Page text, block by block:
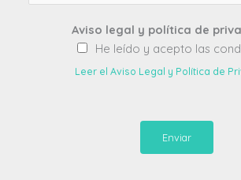
Aviso legal y política de
He leído y acepto las
Leer el Aviso Legal y Política de
Enviar